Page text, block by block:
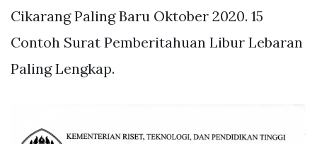
Cikarang Paling Baru Oktober 2020. 15
Contoh Surat Pemberitahuan Libur Lebaran
Paling Lengkap.